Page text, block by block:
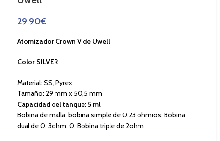
29,90€
Atomizador Crown V de Uwell
Color SILVER
Material: SS, Pyrex
Tamaño: 29 mm x 50,5 mm
Capacidad del tanque: 5 ml
Bobina de malla: bobina simple de 0,23 ohmios; Bobina
dual de 0. 3ohm; 0. Bobina triple de 2ohm